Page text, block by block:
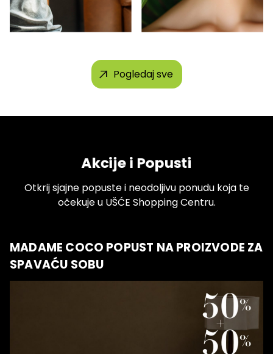
Pogledaj sve
Akcije i Popusti
Otkrij sjajne popuste i neodoljivu ponudu koja te
očekuje u UŠĆE Shopping Centru.
MADAME COCO POPUST NA PROIZVODE ZA
SPAVAĆU SOBU